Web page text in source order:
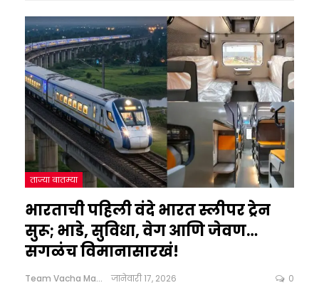
ताज्या बातम्या
भारताची पहिली वंदे भारत स्लीपर ट्रेन
सुरू; भाडे, सुविधा, वेग आणि जेवण…
सगळंच विमानासारखं!
Team Vacha Marathi जानेवारी 17, 2026 0